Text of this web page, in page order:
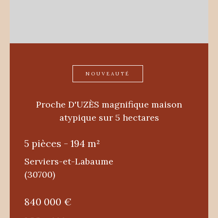
NOUVEAUTÉ
Proche D'UZÈS magnifique maison
atypique sur 5 hectares
5 pièces - 194 m²
Serviers-et-Labaume
(30700)
840 000 €